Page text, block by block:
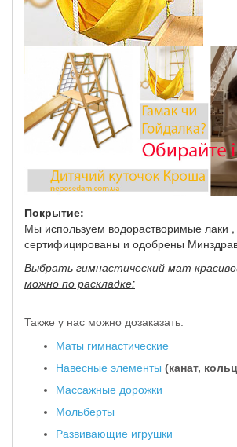
Покрытие:
Мы используем водорастворимые лаки
сертифицированы и одобрены
Выбрать гимнастический мат
можно по раскладке:
Также у нас можно дозаказать:
Маты гимнастические
Навесные элементы (канат,
Массажные дорожки
Мольберты
Развивающие игрушки